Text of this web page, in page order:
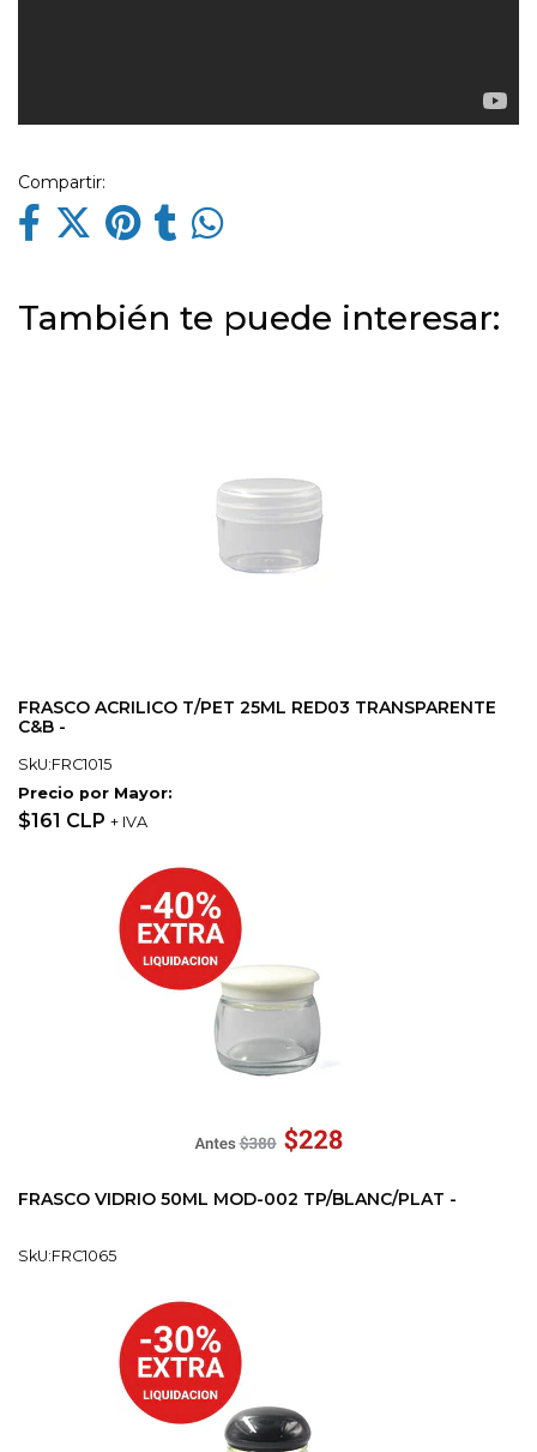
Compartir:
También te puede interesar:
FRASCO ACRILICO T/PET 25ML RED03 TRANSPARENTE
C&B -
SkU:FRC1015
Precio por Mayor:
$161 CLP + IVA
FRASCO VIDRIO 50ML MOD-002 TP/BLANC/PLAT -
SkU:FRC1065